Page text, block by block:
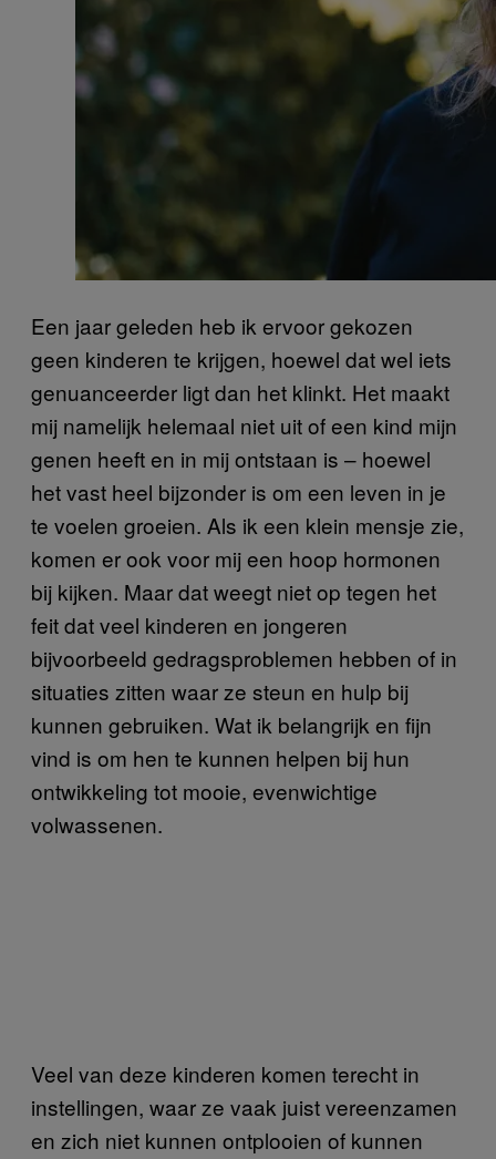
Een jaar geleden heb ik ervoor gekozen
geen kinderen te krijgen, hoewel dat wel iets
genuanceerder ligt dan het klinkt. Het maakt
mij namelijk helemaal niet uit of een kind mijn
genen heeft en in mij ontstaan is – hoewel
het vast heel bijzonder is om een leven in je
te voelen groeien. Als ik een klein mensje zie,
komen er ook voor mij een hoop hormonen
bij kijken. Maar dat weegt niet op tegen het
feit dat veel kinderen en jongeren
bijvoorbeeld gedragsproblemen hebben of in
situaties zitten waar ze steun en hulp bij
kunnen gebruiken. Wat ik belangrijk en fijn
vind is om hen te kunnen helpen bij hun
ontwikkeling tot mooie, evenwichtige
volwassenen.
Veel van deze kinderen komen terecht in
instellingen, waar ze vaak juist vereenzamen
en zich niet kunnen ontplooien of kunnen